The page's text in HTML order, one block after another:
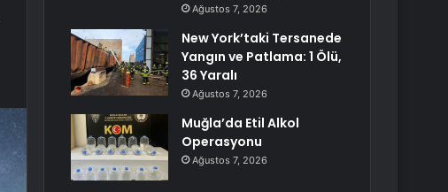
Ağustos 7, 2026
New York’taki Tersanede
Yangın ve Patlama: 1 Ölü,
36 Yaralı
Ağustos 7, 2026
Muğla’da Etil Alkol
Operasyonu
Ağustos 7, 2026